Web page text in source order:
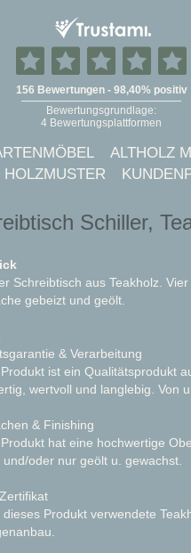
ALTHOLZ
HOLZMUSTER
Schiller,
Schreibtisch aus Teakholz.
gebeizt und geölt.
& Verarbeitung
ist ein Qualitätsprodukt
wertvoll und langlebig. Von
& Finishing
hat eine hochwertige
oder nur geölt u. gewachst.
dieses Produkt verwendete